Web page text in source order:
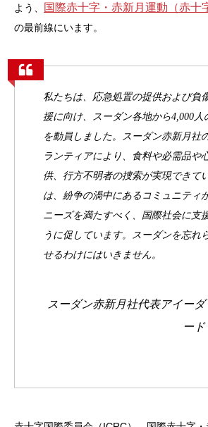
よう、
国際赤十字・赤新月運動（赤十
の最前線にいます。
私たちは、応急処置の提供および負
援に向け、スーダン各地から4,000人
を動員しました。スーダン赤新月社
ランティアにより、食料や必需品や
供、行方不明者の捜索が実現できて
は、紛争の渦中にあるコミュニティ
ニーズを満たすべく、国際社会に支
うに促しています。スーダンを忘れ
せるわけにはいきません。
スーダン赤新月社代表アイー
ー